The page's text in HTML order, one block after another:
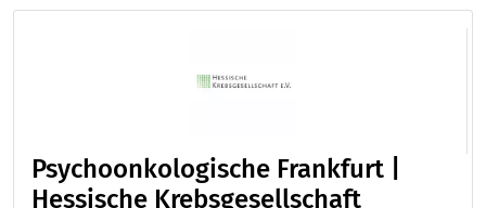
Psychoonkologische Frankfurt |
Hessische Krebsgesellschaft